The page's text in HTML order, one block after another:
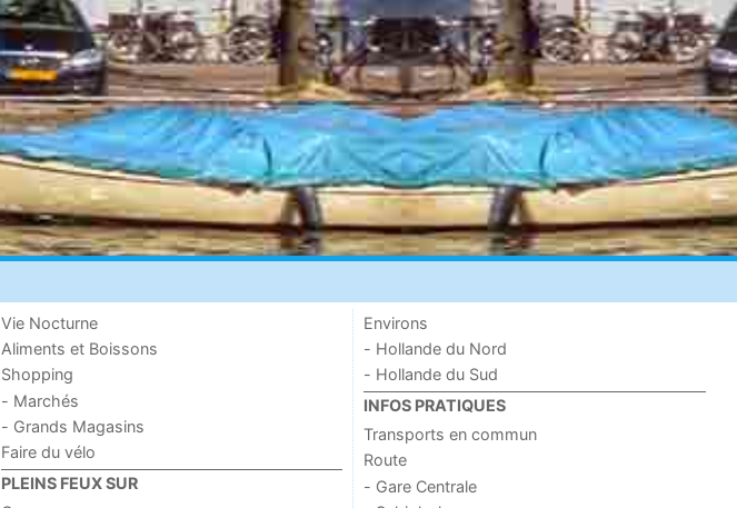
Vie Nocturne
Aliments et Boissons
Shopping
- Marchés
- Grands Magasins
Faire du vélo
PLEINS FEUX SUR
Environs
- Hollande du Nord
- Hollande du Sud
INFOS PRATIQUES
Transports en commun
Route
- Gare Centrale